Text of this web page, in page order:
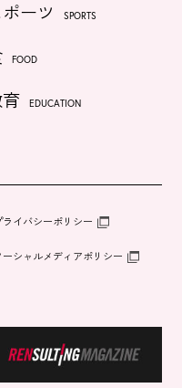
ーツ SPORTS
FOOD
EDUCATION
ライバシーポリシー
ーシャルメディアポリシー